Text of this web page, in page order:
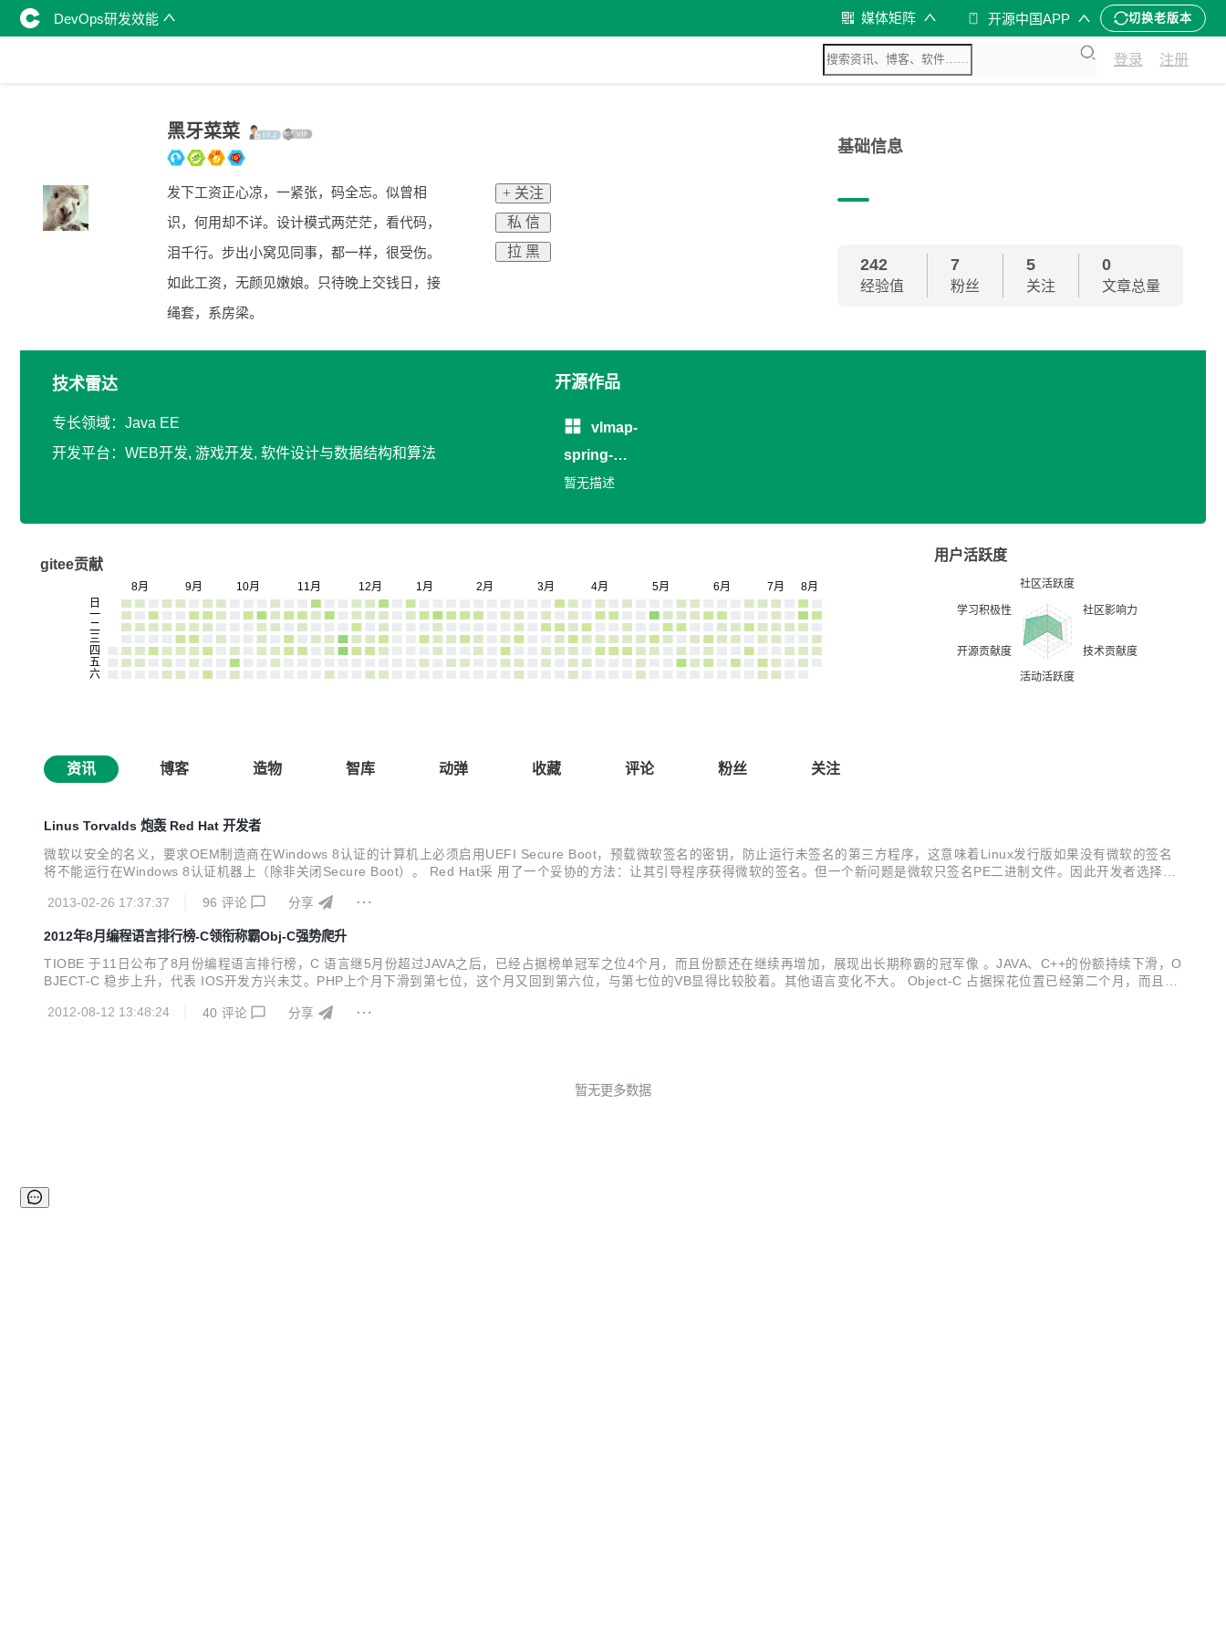
DevOps研发效能 媒体矩阵 开源中国APP 切换老版本
登录 注册
黑牙菜菜
发下工资正心凉，一紧张，码全忘。似曾相
识，何用却不详。设计模式两茫茫，看代码，
泪千行。步出小窝见同事，都一样，很受伤。
如此工资，无颜见嫩娘。只待晚上交钱日，接
绳套，系房梁。
+ 关注
私 信
拉 黑
基础信息
242
经验值
7
粉丝
5
关注
0
文章总量
技术雷达
专长领域：Java EE
开发平台：WEB开发, 游戏开发, 软件设计与数据结构和算法
开源作品
vlmap-
spring-
loadbalancer
暂无描述
gitee贡献
用户活跃度
资讯 博客 造物 智库 动弹 收藏 评论 粉丝 关注
Linus Torvalds 炮轰 Red Hat 开发者
微软以安全的名义，要求OEM制造商在Windows 8认证的计算机上必须启用UEFI Secure Boot，预载微软签名的密钥，防止运行未签名的第三方程序，这意味着Linux发行版如果没有微软的签名
将不能运行在Windows 8认证机器上（除非关闭Secure Boot）。 Red Hat采 用了一个妥协的方法：让其引导程序获得微软的签名。但一个新问题是微软只签名PE二进制文件。因此开发者选择将
s...
2013-02-26 17:37:37 96 评论 分享
2012年8月编程语言排行榜-C领衔称霸Obj-C强势爬升
TIOBE 于11日公布了8月份编程语言排行榜，C 语言继5月份超过JAVA之后，已经占据榜单冠军之位4个月，而且份额还在继续再增加，展现出长期称霸的冠军像 。JAVA、C++的份额持续下滑，O
BJECT-C 稳步上升，代表 IOS开发方兴未艾。PHP上个月下滑到第七位，这个月又回到第六位，与第七位的VB显得比较胶着。其他语言变化不大。 Object-C 占据探花位置已经第二个月，而且还
发库Qt于...
2012-08-12 13:48:24 40 评论 分享
暂无更多数据